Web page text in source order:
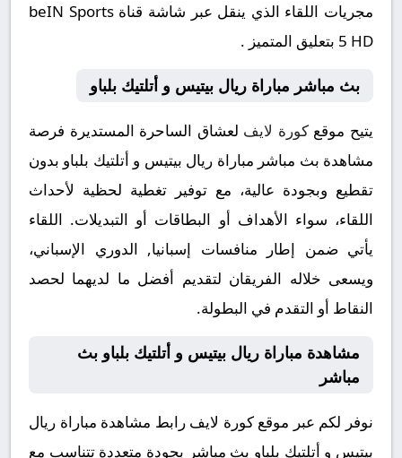
مجريات اللقاء الذي ينقل عبر شاشة قناة beIN Sports
5 HD بتعليق المتميز .
بث مباشر مباراة ريال بيتيس و أتلتيك بلباو
يتيح موقعكورة لايف لعشاق الساحرة المستديرة فرصة
مشاهدة بث مباشر مباراة ريال بيتيس و أتلتيك بلباو بدون
تقطيع وبجودة عالية، مع توفير تغطية لحظية لأحداث
اللقاء، سواء الأهداف أو البطاقات أو التبديلات. اللقاء
يأتي ضمن إطار منافسات إسبانيا, الدوري الإسباني،
ويسعى خلاله الفريقان لتقديم أفضل ما لديهما لحصد
النقاط أو التقدم في البطولة.
مشاهدة مباراة ريال بيتيس و أتلتيك بلباو بث
مباشر
نوفر لكم عبر موقع كورة لايف رابط مشاهدة مباراة ريال
بيتيس و أتلتيك بلباو بث مباشر بجودة متعددة تتناسب مع